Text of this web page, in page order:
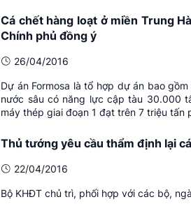
Cá chết hàng loạt ở miền Trung
Chính phủ đồng ý
26/04/2016
Dự án Formosa là tổ hợp dự án bao
nước sâu có năng lực cập tàu 30.000
máy thép giai đoạn 1 đạt trên 7 triệu tấn
Thủ tướng yêu cầu thẩm định lại
22/04/2016
Bộ KHĐT chủ trì, phối hợp với các bộ,